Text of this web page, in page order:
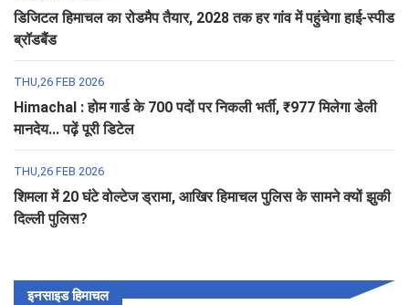
डिजिटल हिमाचल का रोडमैप तैयार, 2028 तक हर गांव में पहुंचेगा हाई-स्पीड
ब्रॉडबैंड
THU,26 FEB 2026
Himachal : होम गार्ड के 700 पदों पर निकली भर्ती, ₹977 मिलेगा डेली
मानदेय... पढ़ें पूरी डिटेल
THU,26 FEB 2026
शिमला में 20 घंटे वोल्टेज ड्रामा, आखिर हिमाचल पुलिस के सामने क्यों झुकी
दिल्ली पुलिस?
इनसाइड हिमाचल